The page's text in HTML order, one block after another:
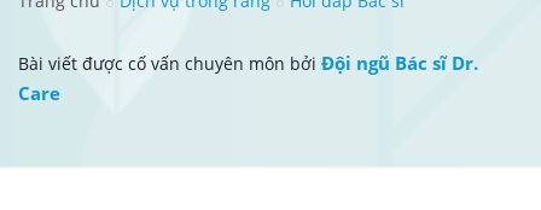
Bài viết được cố vấn chuyên môn bởi Đội ngũ Bác sĩ Dr.
Care